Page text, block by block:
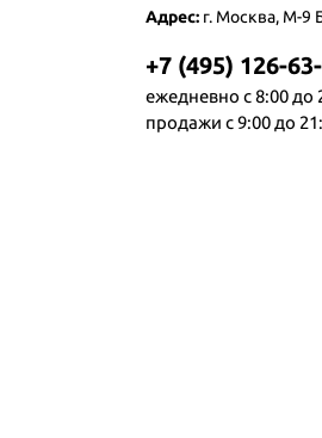
Адрес: г. Москва, М-9
+7 (495) 126-
ежедневно с 8:00 до
продажи с 9:00 до